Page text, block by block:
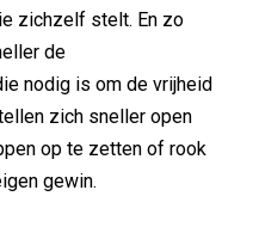
zichzelf stelt. En zo
de
nodig is om de vrijheid
zich sneller open
op te zetten of rook
gewin.